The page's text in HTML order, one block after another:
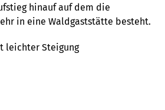
hinauf auf dem die
in eine Waldgaststätte besteht.
leichter Steigung